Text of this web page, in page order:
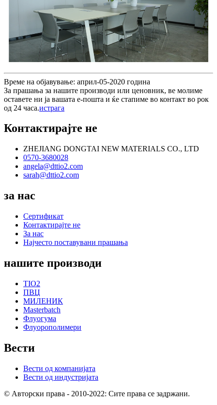
Време на објавување: април-05-2020 година
За прашања за нашите производи или ценовник, ве молиме
оставете ни ја вашата е-пошта и ќе стапиме во контакт во рок
од 24 часа.истрага
Контактирајте не
ZHEJIANG DONGTAI NEW MATERIALS CO., LTD
0570-3680028
angela@dttio2.com
sarah@dttio2.com
за нас
Сертификат
Контактирајте не
За нас
Најчесто поставувани прашања
нашите производи
TIO2
ПВЦ
МИЛЕНИК
Masterbatch
Флуогума
Флуорополимери
Вести
Вести од компанијата
Вести од индустријата
© Авторски права - 2010-2022: Сите права се задржани.